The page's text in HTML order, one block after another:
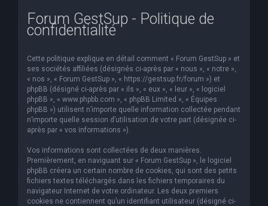
Forum GestSup - Politique de
confidentialité
Cette politique explique en détail comment « Forum GestSup » et
ses sociétés affiliées (désignés ci-après par « nous », « notre »,
« nos », « Forum GestSup », « https://gestsup.fr/forum ») et
phpBB (désigné ci-après par « ils », « eux », « leur », « logiciel
phpBB », « www.phpbb.com », « phpBB Limited », « Équipes
phpBB ») utilisent n’importe quelle information collectée pendant
n’importe quelle session d’utilisation de votre part (désignée ci-
après par « vos informations »).
Vos informations sont collectées de deux manières.
Premièrement, en naviguant sur « Forum GestSup », le logiciel
phpBB créera un certain nombre de cookies, qui sont des petits
fichiers textes téléchargés dans les fichiers temporaires du
navigateur Internet de votre ordinateur. Les deux premiers
cookies ne contiennent qu’un identifiant utilisateur (désigné ci-